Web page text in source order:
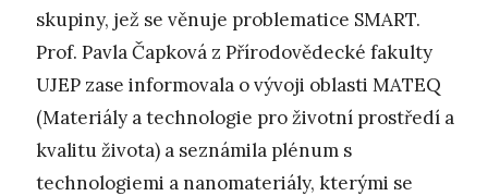
skupiny, jež se věnuje problematice SMART.
Prof. Pavla Čapková z Přírodovědecké fakulty
UJEP zase informovala o vývoji oblasti MATEQ
(Materiály a technologie pro životní prostředí a
kvalitu života) a seznámila plénum s
technologiemi a nanomateriály, kterými se